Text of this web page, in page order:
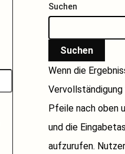
Suchen
Suchen
Wenn die
Pfeile nach oben
und die
aufzurufen.